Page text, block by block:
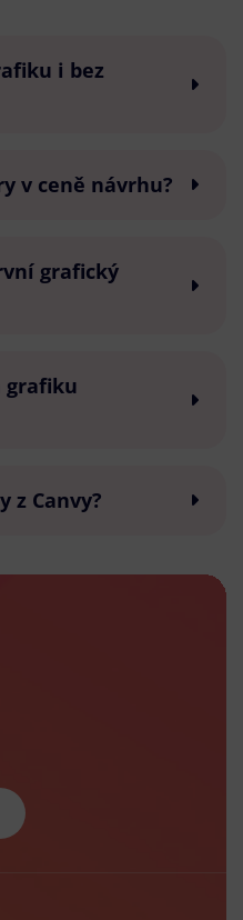
i bez
v ceně návrhu?
grafický
grafiku
z Canvy?